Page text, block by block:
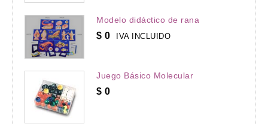
Modelo didáctico de rana
$ 0 IVA INCLUIDO
Juego Básico Molecular
$ 0